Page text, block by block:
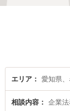
エリア 愛知県
相談内容 企業